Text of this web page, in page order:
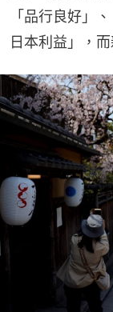
「品行良好」
日本利益」，